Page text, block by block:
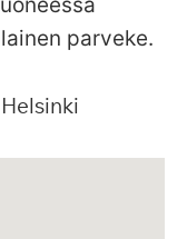
parveke.
Helsinki